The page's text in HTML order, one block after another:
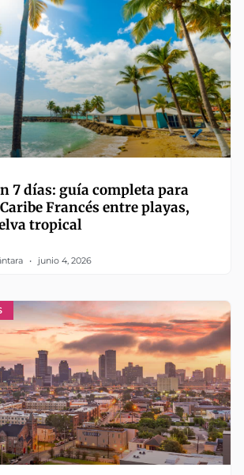
7 días: guía completa para
Francés entre playas,
tropical
junio 4, 2026